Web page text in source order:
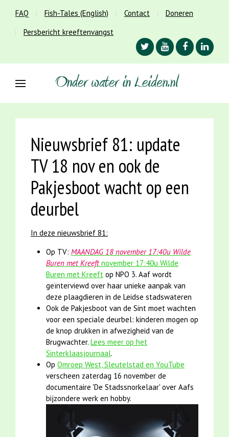
FAQ Fish-Tales (English) Contact
Doneren
Persbericht kreeftenvangst
Nieuwsbrief 81: update
TV 18 nov en ook de
Pakjesboot wacht op een
deurbel
In deze nieuwsbrief 81:
Op TV: MAANDAG 18 november 17:40u Wilde
Buren met Kreeftnovember 17:40u Wilde
Buren met Kreeft op NPO 3. Aaf wordt
geïnterviewd over haar unieke aanpak van
deze plaagdieren in de Leidse stadswateren
Ook de Pakjesboot van de Sint moet wachten
voor een speciale deurbel: kinderen mogen op
de knop drukken in afwezigheid van de
Brugwachter. Lees meer op het
Sinterklaasjournaal.
Op Omroep West, Sleutelstad en YouTube
verscheen zaterdag 16 november de
documentaire 'De Stadssnorkelaar' over Aafs
bijzondere werk en hobby.